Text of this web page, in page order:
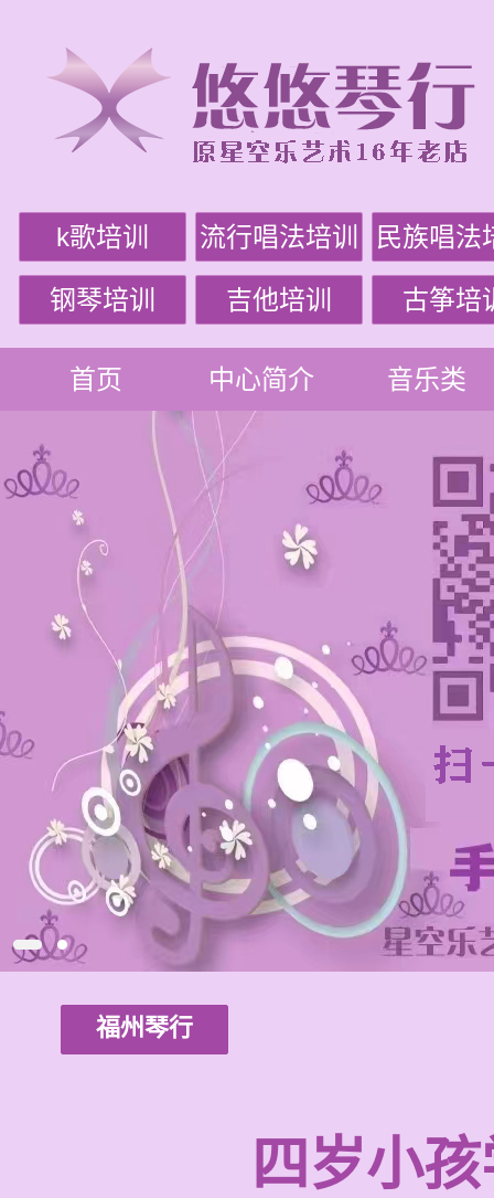
k歌培训 流行唱法培训 民族唱法
钢琴培训 吉他培训 古筝培
首页 中心简介 音乐类
福州琴行
四岁小